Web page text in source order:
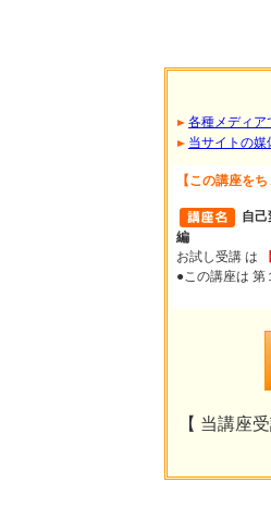
各種メディア
当サイトの媒
【この講座を
自
編
お試し受講 は
●この講座は 第
【 当講座